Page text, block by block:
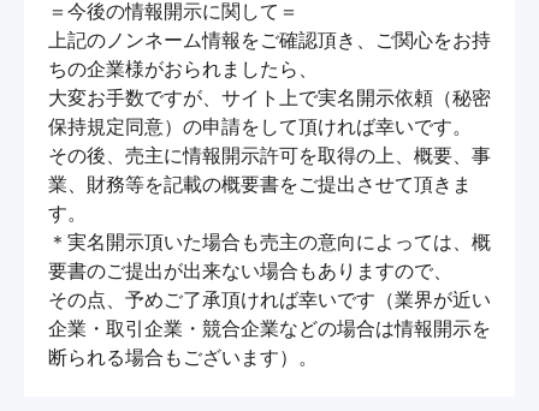
＝今後の情報開示に関して＝
上記のノンネーム情報をご確認頂き、ご関心をお持
ちの企業様がおられましたら、
大変お手数ですが、サイト上で実名開示依頼（秘密
保持規定同意）の申請をして頂ければ幸いです。
その後、売主に情報開示許可を取得の上、概要、事
業、財務等を記載の概要書をご提出させて頂きま
す。
＊実名開示頂いた場合も売主の意向によっては、概
要書のご提出が出来ない場合もありますので、
その点、予めご了承頂ければ幸いです（業界が近い
企業・取引企業・競合企業などの場合は情報開示を
断られる場合もございます）。